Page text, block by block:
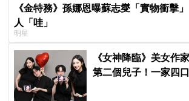
《金特務》孫娜恩曝蘇志燮「實物衝擊
人「哇」
明星
《女神降臨》美女作
第二個兒子！一家四